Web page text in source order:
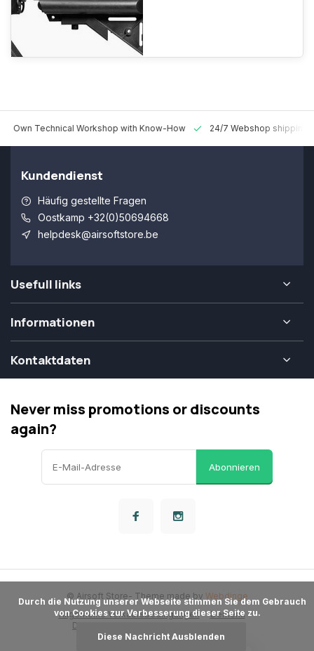
Technical Workshop with Know-How 24/7 Webshop shipping
Kundendienst
Häufig gestellte Fragen
Oostkamp +32(0)50694668
helpdesk@airsoftstore.be
Usefull links
Informationen
Kontaktdaten
Never miss promotions or discounts
again?
Abonnieren
Allgemeine Verkaufsbedingungen
Dementi
Datenschutzbestimmungen
© Airsoft Store- Theme made by Webdinge
von Cookies zur Verbesserung dieser Seite zu.
Diese Nachricht Ausblenden